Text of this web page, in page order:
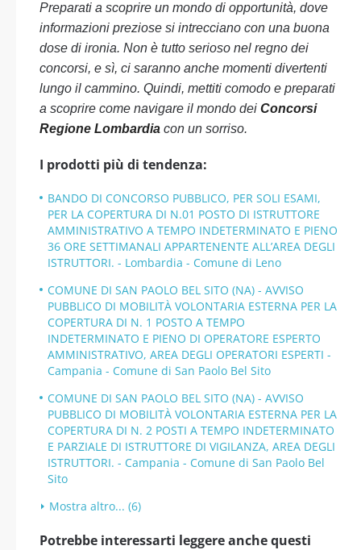
Preparati a scoprire un mondo di opportunità, dove
informazioni preziose si intrecciano con una buona
dose di ironia. Non è tutto serioso nel regno dei
concorsi, e sì, ci saranno anche momenti divertenti
lungo il cammino. Quindi, mettiti comodo e preparati
a scoprire come navigare il mondo dei Concorsi
Regione Lombardia con un sorriso.
I prodotti più di tendenza:
BANDO DI CONCORSO PUBBLICO, PER SOLI ESAMI,
PER LA COPERTURA DI N.01 POSTO DI ISTRUTTORE
AMMINISTRATIVO A TEMPO INDETERMINATO E PIENO
36 ORE SETTIMANALI APPARTENENTE ALL’AREA DEGLI
ISTRUTTORI. - Lombardia - Comune di Leno
COMUNE DI SAN PAOLO BEL SITO (NA) - AVVISO
PUBBLICO DI MOBILITÀ VOLONTARIA ESTERNA PER LA
COPERTURA DI N. 1 POSTO A TEMPO
INDETERMINATO E PIENO DI OPERATORE ESPERTO
AMMINISTRATIVO, AREA DEGLI OPERATORI ESPERTI -
Campania - Comune di San Paolo Bel Sito
COMUNE DI SAN PAOLO BEL SITO (NA) - AVVISO
PUBBLICO DI MOBILITÀ VOLONTARIA ESTERNA PER LA
COPERTURA DI N. 2 POSTI A TEMPO INDETERMINATO
E PARZIALE DI ISTRUTTORE DI VIGILANZA, AREA DEGLI
ISTRUTTORI. - Campania - Comune di San Paolo Bel
Sito
Mostra altro... (6)
Potrebbe interessarti leggere anche questi